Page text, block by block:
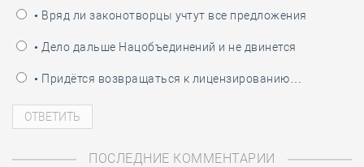
• Вряд ли законотворцы учтут все предложения
• Дело дальше Нацобъединений и не двинется
• Придётся возвращаться к лицензированию…
ПОСЛЕДНИЕ КОММЕНТАРИИ